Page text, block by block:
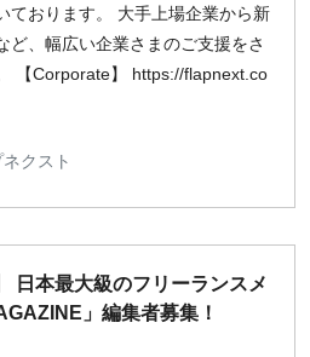
ております。 大手上場企業から新
ど、幅広い企業さまのご支援をさ
【Corporate】 https://flapnext.co
クスト
日本最大級のフリーランスメ
」編集者募集！